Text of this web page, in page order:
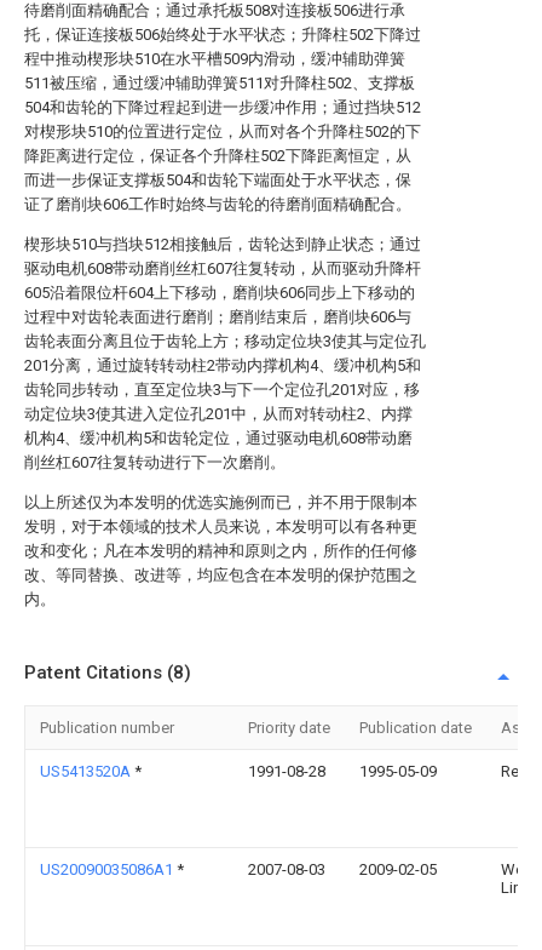
待磨削面精确配合；通过承托板508对连接板506进行承
托，保证连接板506始终处于水平状态；升降柱502下降过
程中推动楔形块510在水平槽509内滑动，缓冲辅助弹簧
511被压缩，通过缓冲辅助弹簧511对升降柱502、支撑板
504和齿轮的下降过程起到进一步缓冲作用；通过挡块512
对楔形块510的位置进行定位，从而对各个升降柱502的下
降距离进行定位，保证各个升降柱502下降距离恒定，从
而进一步保证支撑板504和齿轮下端面处于水平状态，保
证了磨削块606工作时始终与齿轮的待磨削面精确配合。
楔形块510与挡块512相接触后，齿轮达到静止状态；通过
驱动电机608带动磨削丝杠607往复转动，从而驱动升降杆
605沿着限位杆604上下移动，磨削块606同步上下移动的
过程中对齿轮表面进行磨削；磨削结束后，磨削块606与
齿轮表面分离且位于齿轮上方；移动定位块3使其与定位孔
201分离，通过旋转转动柱2带动内撑机构4、缓冲机构5和
齿轮同步转动，直至定位块3与下一个定位孔201对应，移
动定位块3使其进入定位孔201中，从而对转动柱2、内撑
机构4、缓冲机构5和齿轮定位，通过驱动电机608带动磨
削丝杠607往复转动进行下一次磨削。
以上所述仅为本发明的优选实施例而已，并不用于限制本
发明，对于本领域的技术人员来说，本发明可以有各种更
改和变化；凡在本发明的精神和原则之内，所作的任何修
改、等同替换、改进等，均应包含在本发明的保护范围之
内。
Patent Citations (8)
Publication number Priority date Publication date
US5413520A * 1991-08-28 1995-05-09
US20090035086A1 * 2007-08-03 2009-02-05